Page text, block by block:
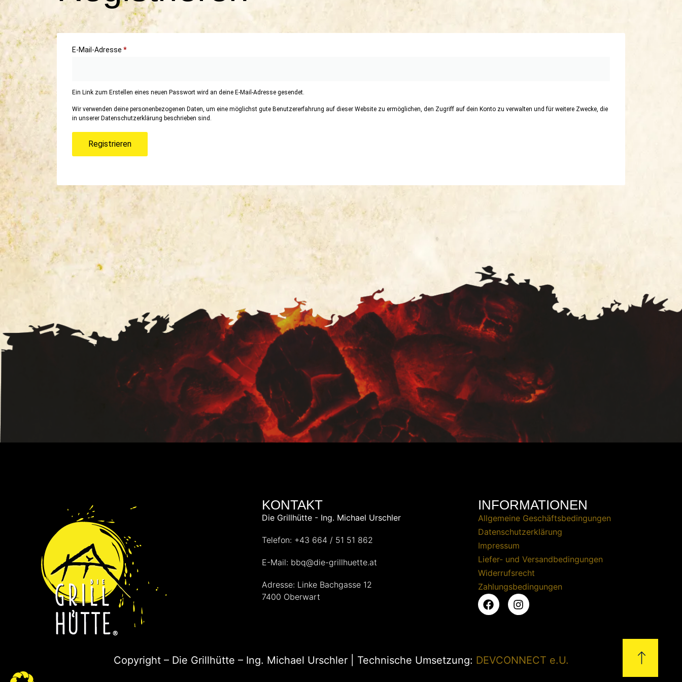
E-Mail-Adresse *
Ein Link zum Erstellen eines neuen Passwort wird an deine E-Mail-Adresse gesendet.
Wir verwenden deine personenbezogenen Daten, um eine möglichst gute Benutzererfahrung auf dieser Website zu ermöglichen, den Zugriff auf dein Konto zu verwalten und für weitere Zwecke, die
in unserer Datenschutzerklärung beschrieben sind.
Registrieren
KONTAKT
Die Grillhütte - Ing. Michael Urschler
Telefon: +43 664 / 51 51 862
E-Mail: bbq@die-grillhuette.at
Adresse: Linke Bachgasse 12
7400 Oberwart
INFORMATIONEN
Allgemeine Geschäftsbedingungen
Datenschutzerklärung
Impressum
Liefer- und Versandbedingungen
Widerrufsrecht
Zahlungsbedingungen
Copyright – Die Grillhütte – Ing. Michael Urschler | Technische Umsetzung: DEVCONNECT e.U.